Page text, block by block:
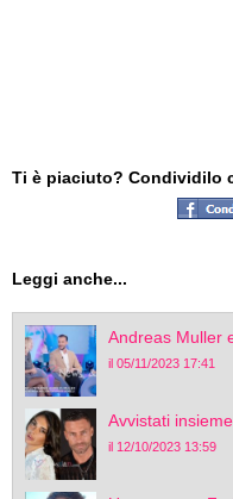
Ti è piaciuto? Condividilo
Leggi anche...
Andreas Muller
il 05/11/2023 17:41
Avvistati
il 12/10/2023 13:59